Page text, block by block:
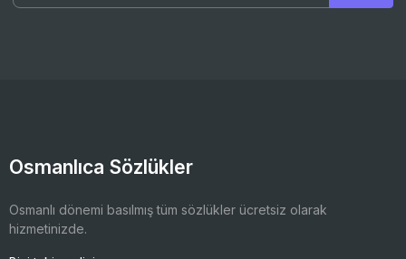
Osmanlıca Sözlükler
Osmanlı dönemi basılmış tüm sözlükler ücretsiz olarak
hizmetinizde.